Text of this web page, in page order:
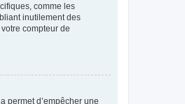
comme les
inutilement des
compteur de
permet d’empêcher une